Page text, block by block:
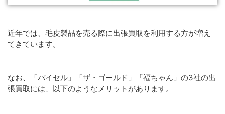
近年では、毛皮製品を売る際に出張買取を利用する方が増え
てきています。
なお、「バイセル」「ザ・ゴールド」「福ちゃん」の3社の出
張買取には、以下のようなメリットがあります。